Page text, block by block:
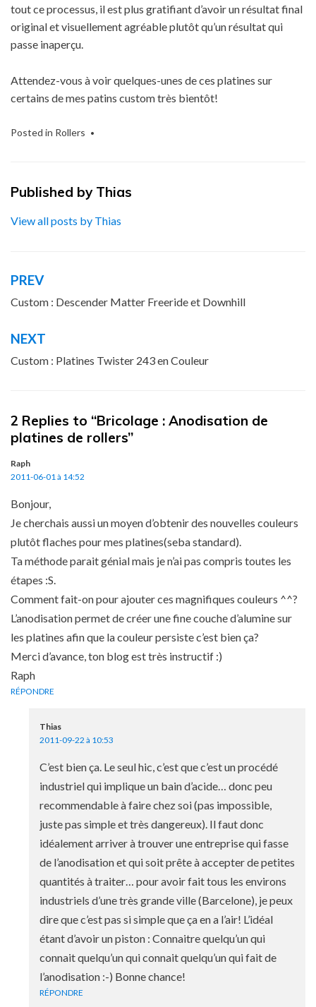
tout ce processus, il est plus gratifiant d’avoir un résultat final
original et visuellement agréable plutôt qu’un résultat qui
passe inaperçu.
Attendez-vous à voir quelques-unes de ces platines sur
certains de mes patins custom très bientôt!
Posted in Rollers
Published by Thias
View all posts by Thias
Navigation
de
l’article
PREV
Custom : Descender Matter Freeride et Downhill
NEXT
Custom : Platines Twister 243 en Couleur
2 Replies to “Bricolage : Anodisation de
platines de rollers”
Raph
2011-06-01 à 14:52
Bonjour,
Je cherchais aussi un moyen d’obtenir des nouvelles couleurs
plutôt flaches pour mes platines(seba standard).
Ta méthode parait génial mais je n’ai pas compris toutes les
étapes :S.
Comment fait-on pour ajouter ces magnifiques couleurs ^^?
L’anodisation permet de créer une fine couche d’alumine sur
les platines afin que la couleur persiste c’est bien ça?
Merci d’avance, ton blog est très instructif :)
Raph
RÉPONDRE
Thias
2011-09-22 à 10:53
C’est bien ça. Le seul hic, c’est que c’est un procédé
industriel qui implique un bain d’acide… donc peu
recommendable à faire chez soi (pas impossible,
juste pas simple et très dangereux). Il faut donc
idéalement arriver à trouver une entreprise qui fasse
de l’anodisation et qui soit prête à accepter de petites
quantités à traiter… pour avoir fait tous les environs
industriels d’une très grande ville (Barcelone), je peux
dire que c’est pas si simple que ça en a l’air! L’idéal
étant d’avoir un piston : Connaitre quelqu’un qui
connait quelqu’un qui connait quelqu’un qui fait de
l’anodisation :-) Bonne chance!
RÉPONDRE